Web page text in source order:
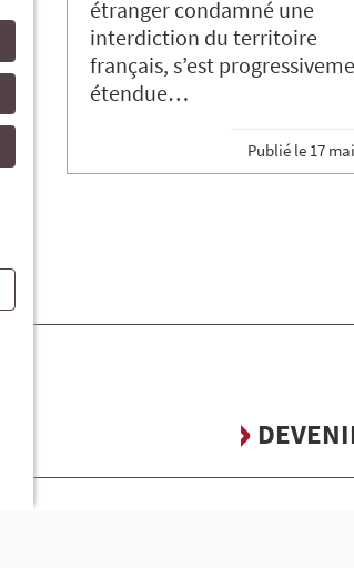
étranger condamné une
interdiction du territoire
français, s’est
étendue…
Publié le 17